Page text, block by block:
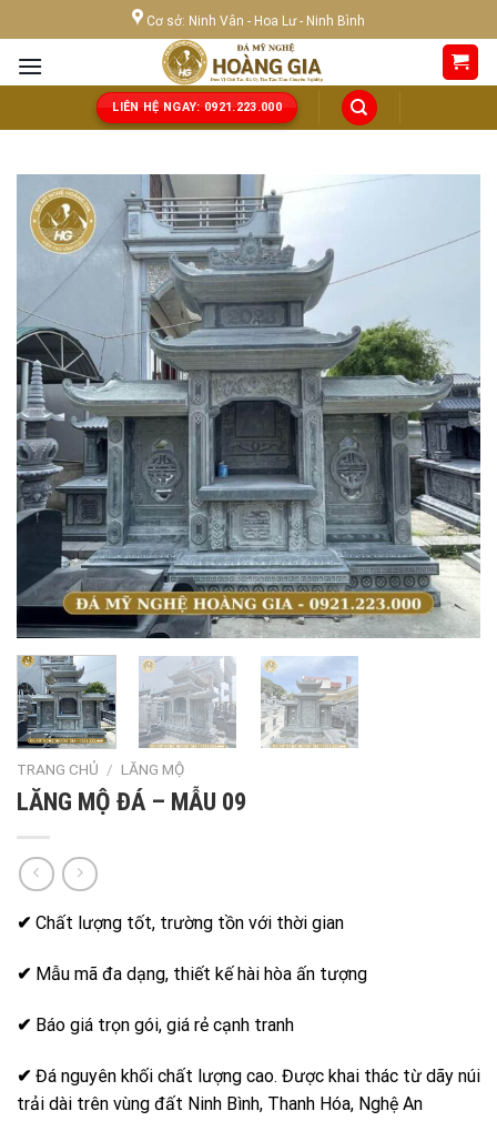
to
content
Cơ sở: Ninh Vân - Hoa Lư - Ninh Bình
LIÊN HỆ NGAY: 0921.223.000
TRANG CHỦ / LĂNG MỘ
LĂNG MỘ ĐÁ – MẪU 09
✔ Chất lượng tốt, trường tồn với thời gian
✔ Mẫu mã đa dạng, thiết kế hài hòa ấn tượng
✔ Báo giá trọn gói, giá rẻ cạnh tranh
✔ Đá nguyên khối chất lượng cao. Được khai thác từ dãy núi
trải dài trên vùng đất Ninh Bình, Thanh Hóa, Nghệ An